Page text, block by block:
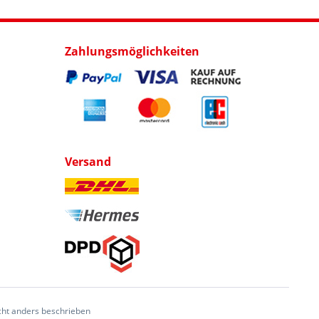
Zahlungsmöglichkeiten
Versand
anders beschrieben